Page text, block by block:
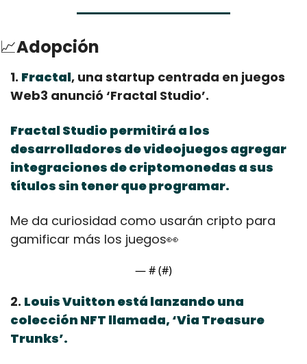
📈Adopción
1. Fractal, una startup centrada en juegos
Web3 anunció ‘Fractal Studio’.
Fractal Studio permitirá a los
desarrolladores de videojuegos agregar
integraciones de criptomonedas a sus
títulos sin tener que programar.
Me da curiosidad como usarán cripto para
gamificar más los juegos👀
— # (#)
2. Louis Vuitton está lanzando una
colección NFT llamada, ‘Via Treasure
Trunks’.